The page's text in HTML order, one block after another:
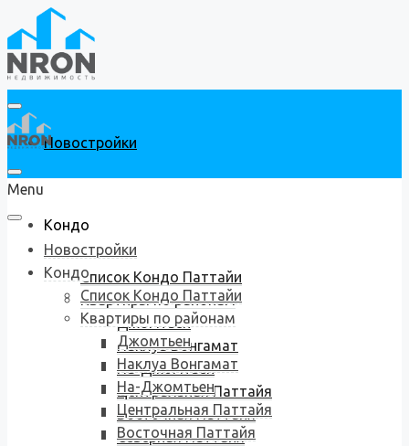
Новостройки
Кондо
Список Кондо Паттайи
Квартиры по районам
Джомтьен
Наклуа Вонгамат
На-Джомтьен
Центральная Паттайя
Восточная Паттайя
Северная Паттайя
Menu
Новостройки
Кондо
Список Кондо Паттайи
Квартиры по районам
Джомтьен
Наклуа Вонгамат
На-Джомтьен
Центральная Паттайя
Восточная Паттайя